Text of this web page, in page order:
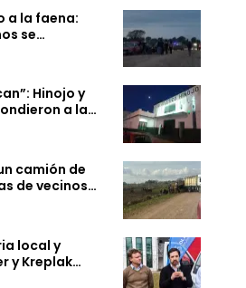
a la faena:
se…
Hinojo y
a la…
camión de
de vecinos…
local y
y Kreplak…